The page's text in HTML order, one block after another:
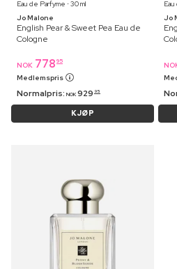
Eau de Parfyme ⋅ 30 ml
Jo Malone
English Pear & Sweet Pea Eau de
Cologne
NOK 778 95
Medlemspris
Normalpris: NOK 929 95
KJØP
Jo